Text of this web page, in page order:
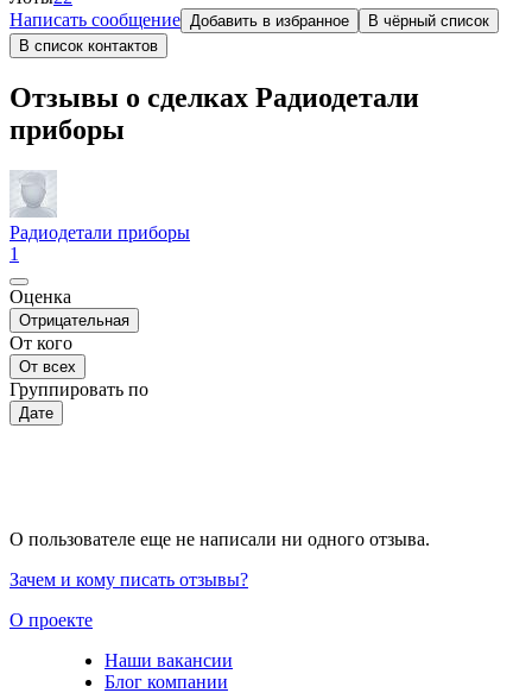
Написать сообщение Добавить в избранное
В чёрный список
В список контактов
Отзывы о сделках Радиодетали
приборы
Радиодетали приборы
1
Оценка
Отрицательная
От кого
От всех
Группировать по
Дате
О пользователе еще не написали ни одного отзыва.
Зачем и кому писать отзывы?
О проекте
Наши вакансии
Блог компании